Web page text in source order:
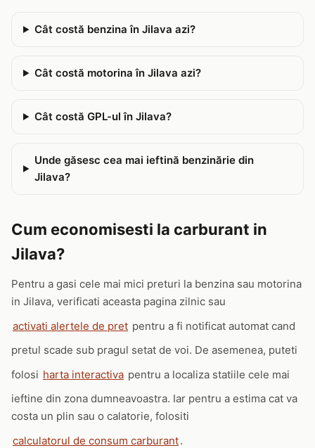
Cât costă benzina în Jilava azi?
Cât costă motorina în Jilava azi?
Cât costă GPL-ul în Jilava?
Unde găsesc cea mai ieftină benzinărie din
Jilava?
Cum economisesti la carburant in
Jilava?
Pentru a gasi cele mai mici preturi la benzina sau motorina
in Jilava, verificati aceasta pagina zilnic sau
activati alertele de pret pentru a fi notificat automat cand
pretul scade sub pragul setat de voi. De asemenea, puteti
folosi harta interactiva pentru a localiza statiile cele mai
ieftine din zona dumneavoastra. Iar pentru a estima cat va
costa un plin sau o calatorie, folositi
calculatorul de consum carburant.